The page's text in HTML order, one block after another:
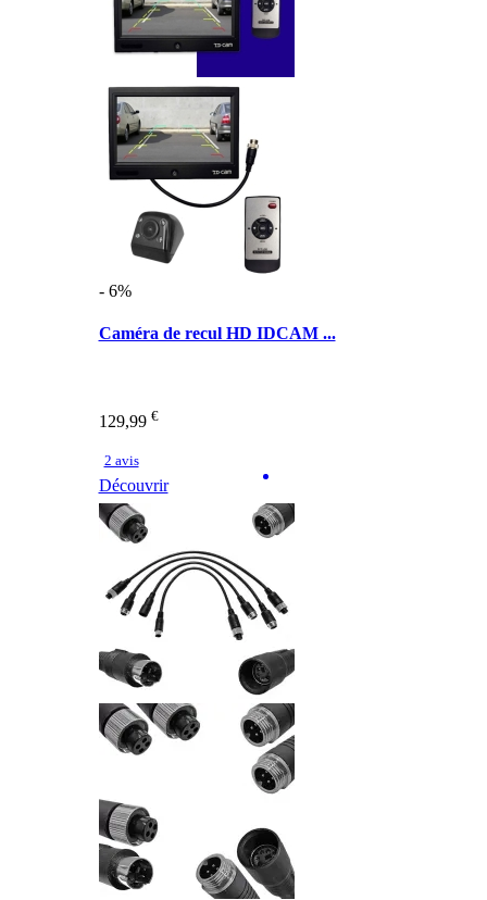
- 6%
Caméra de recul HD IDCAM ...
129,99 €
2 avis
Découvrir